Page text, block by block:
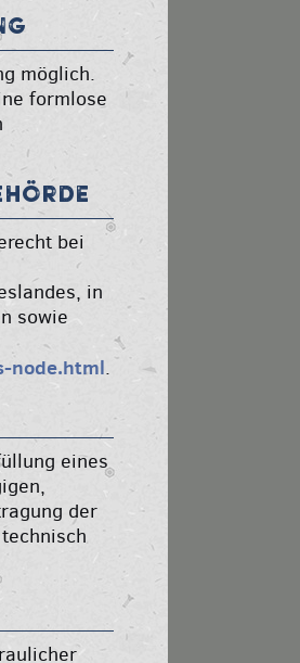
möglich.
formlose
bei
in
sowie
node.html.
eines
der